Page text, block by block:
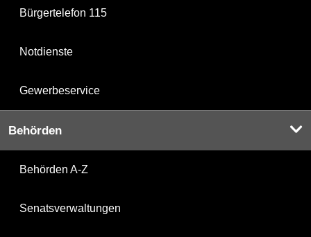
Bürgertelefon 115
Notdienste
Gewerbeservice
Behörden
Behörden A-Z
Senatsverwaltungen